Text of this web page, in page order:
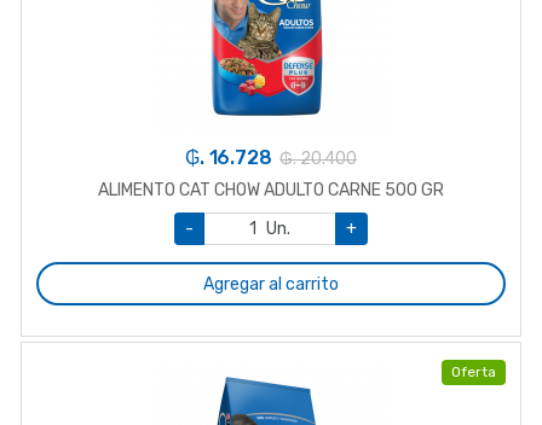
₲. 16.728 ₲. 20.400
ALIMENTO CAT CHOW ADULTO CARNE 500 GR
-
Un. +
Agregar al carrito
Oferta